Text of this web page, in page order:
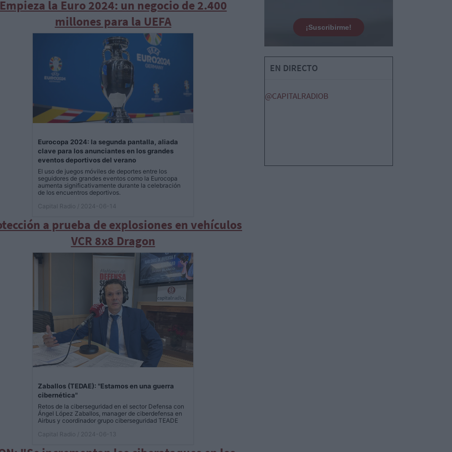
la Euro 2024: un negocio de 2.400
millones para la UEFA
Eurocopa 2024: la segunda pantalla, aliada
clave para los anunciantes en los grandes
eventos deportivos del verano
El uso de juegos móviles de deportes entre los
seguidores de grandes eventos como la Eurocopa
aumenta significativamente durante la celebración
de los encuentros deportivos.
Capital Radio
/ 2024-06-14
a prueba de explosiones en vehículos
VCR 8x8 Dragon
Zaballos (TEDAE): "Estamos en una guerra
cibernética"
Retos de la ciberseguridad en el sector Defensa con
Ángel López Zaballos, manager de ciberdefensa en
Airbus y coordinador grupo ciberseguridad TEADE
Capital Radio
/ 2024-06-13
¡Suscribirme!
EN DIRECTO
@CAPITALRADIOB